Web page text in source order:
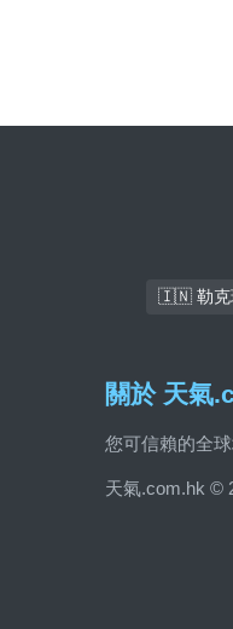
🇮🇳 勒克
關於 天氣
您可信賴的全
天氣.com.hk ©